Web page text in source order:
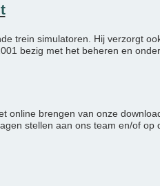
trein simulatoren. Hij verzorgt
bezig met het beheren en
online brengen van onze
stellen aan ons team en/of op